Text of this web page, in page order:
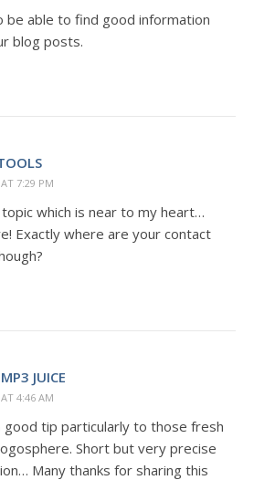
be able to find good information
blog posts.
7:29 PM
topic which is near to my heart…
Exactly where are your contact
JUICE
4:46 AM
good tip particularly to those fresh
Short but very precise
Many thanks for sharing this